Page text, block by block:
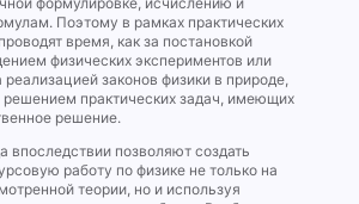
Поэтому в рамках практических
время, как за постановкой
физических экспериментов или
законов физики в природе,
решением практических задач, имеющих
решение.
впоследствии позволяют создать
работу по физике не только на
теории, но и используя